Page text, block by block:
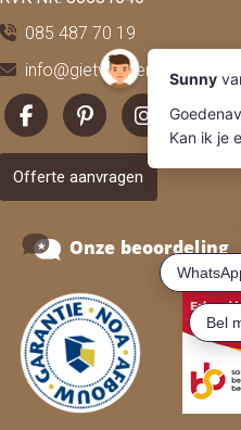
085 487 70 19
info@gietvloerenstore.nl
Offerte aanvragen